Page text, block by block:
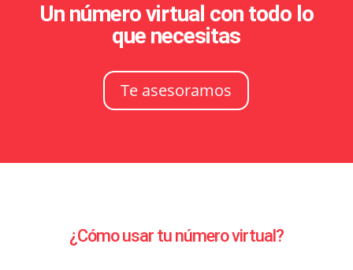
Un número virtual con todo lo
que necesitas
Te asesoramos
¿Cómo usar tu número virtual?